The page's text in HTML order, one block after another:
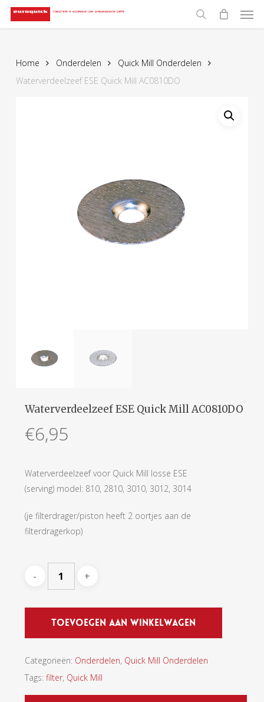
Skip
search
Home Onderdelen
Quick Mill Onderdelen
Waterverdeelzeef ESE Quick Mill AC0810DO
Waterverdeelzeef ESE Quick Mill AC0810DO
€6,95
Waterverdeelzeef voor Quick Mill losse ESE
(serving) model: 810, 2810, 3010, 3012, 3014
(je filterdrager/piston heeft 2 oortjes aan de
filterdragerkop)
Toevoegen Aan Winkelwagen
Categorieën: Onderdelen, Quick Mill Onderdelen
Tags: filter, Quick Mill